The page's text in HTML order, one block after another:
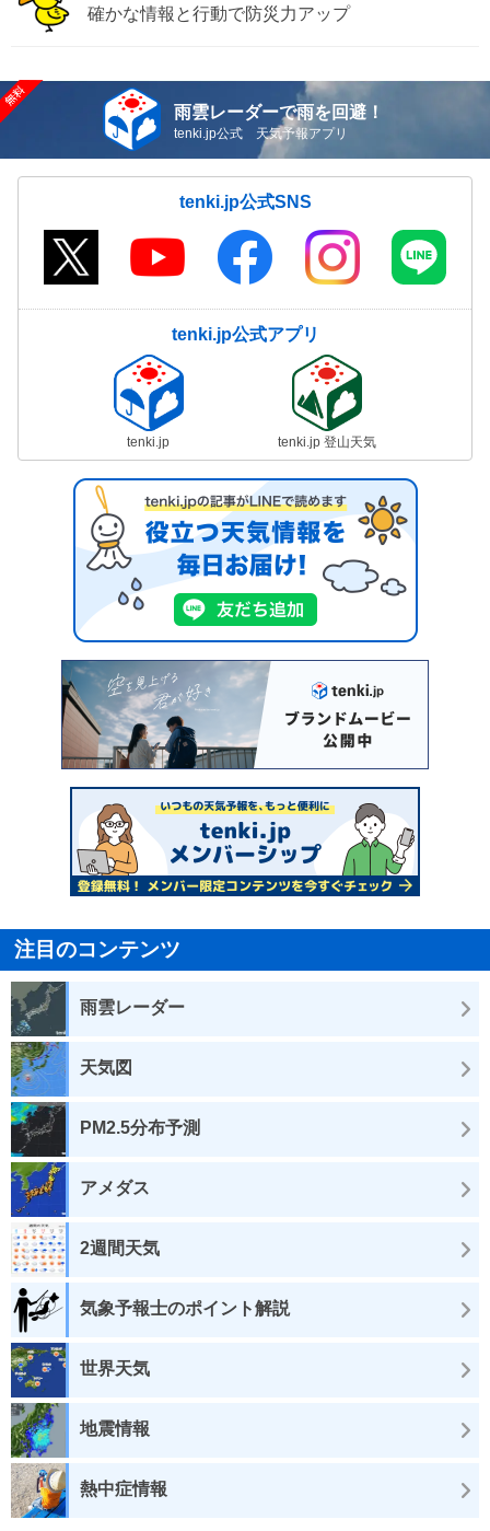
確かな情報と行動で防災力アップ
雨雲レーダーで雨を回避！
tenki.jp公式 天気予報アプリ
tenki.jp公式SNS
tenki.jp公式アプリ
tenki.jp tenki.jp 登山天気
注目のコンテンツ
雨雲レーダー
天気図
PM2.5分布予測
アメダス
2週間天気
気象予報士のポイント解説
世界天気
地震情報
熱中症情報